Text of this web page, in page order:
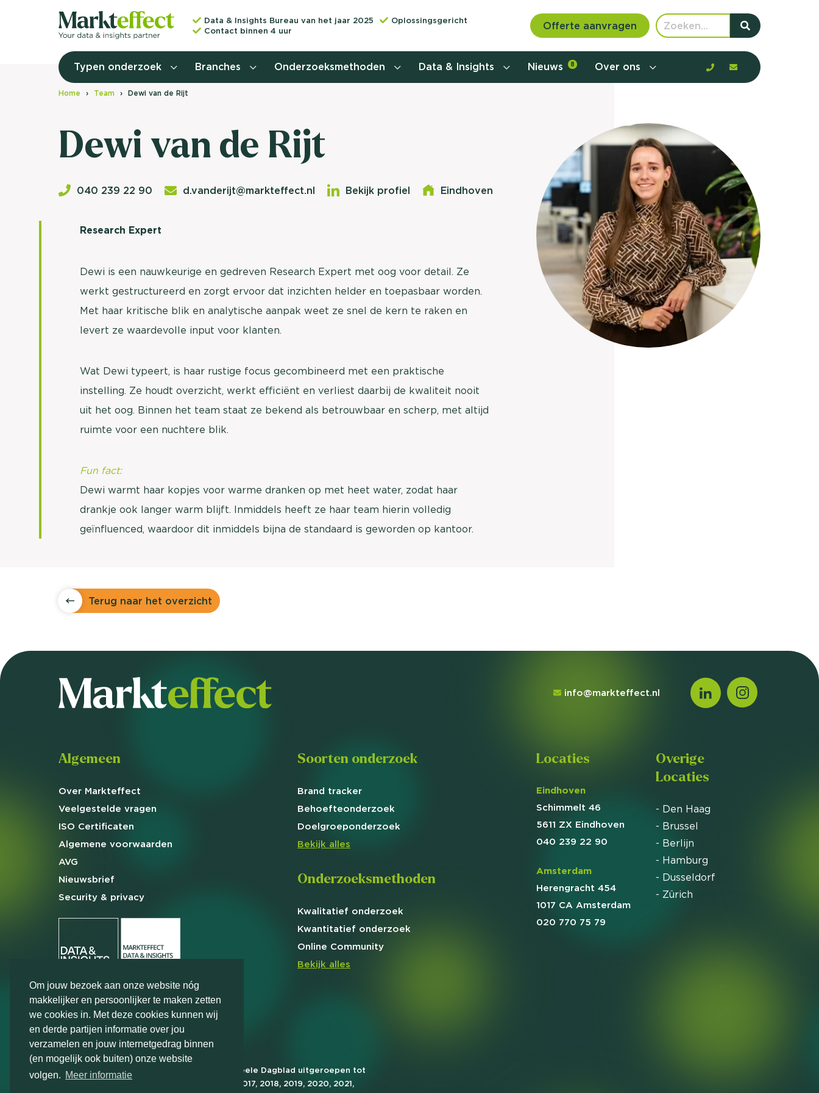
Om jouw bezoek aan onze website nóg
makkelijker en persoonlijker te maken zetten
we cookies in. Met deze cookies kunnen wij
en derde partijen informatie over jou
verzamelen en jouw internetgedrag binnen
(en mogelijk ook buiten) onze website
volgen. Meer informatie
Data & Insights Bureau van het jaar 2025
Oplossingsgericht
Contact binnen 4 uur
Offerte aanvragen
Typen onderzoek
Customer journey onderzoek
Onderzoek (NSKO)
Usage & attitude onderzoek
Relevantere communicatie en aanbod door de
customer journey, de barrières en gedrag in kaart te
brengen. Benieuwd hoe?
Client Consultant
Branches Onderzoeksmethoden Data & Insights Nieuws 8 Over ons
Home Team Dewi van de Rijt
Dewi van de Rijt
040 239 22 90 d.vanderijt@markteffect.nl Bekijk profiel Eindhoven
Research Expert
Dewi is een nauwkeurige en gedreven Research Expert met oog voor detail. Ze
werkt gestructureerd en zorgt ervoor dat inzichten helder en toepasbaar worden.
Met haar kritische blik en analytische aanpak weet ze snel de kern te raken en
levert ze waardevolle input voor klanten.
Wat Dewi typeert, is haar rustige focus gecombineerd met een praktische
instelling. Ze houdt overzicht, werkt efficiënt en verliest daarbij de kwaliteit nooit
uit het oog. Binnen het team staat ze bekend als betrouwbaar en scherp, met altijd
ruimte voor een nuchtere blik.
Fun fact:
Dewi warmt haar kopjes voor warme dranken op met heet water, zodat haar
drankje ook langer warm blijft. Inmiddels heeft ze haar team hierin volledig
geïnfluenced, waardoor dit inmiddels bijna de standaard is geworden op kantoor.
Terug naar het overzicht
info@markteffect.nl
Algemeen
Over Markteffect
Veelgestelde vragen
ISO Certificaten
Algemene voorwaarden
AVG
Nieuwsbrief
Security & privacy
Soorten onderzoek
Brand tracker
Behoefteonderzoek
Doelgroeponderzoek
Bekijk alles
Onderzoeksmethoden
Kwalitatief onderzoek
Kwantitatief onderzoek
Online Community
Bekijk alles
Locaties
Eindhoven
Schimmelt 46
5611 ZX Eindhoven
040 239 22 90
Amsterdam
Herengracht 454
1017 CA Amsterdam
020 770 75 79
Overige
Locaties
- Den Haag
- Brussel
- Berlijn
- Hamburg
- Dusseldorf
- Zürich
Markteffect is door het Financieele Dagblad uitgeroepen tot
FD Gazelle in 2012, 2015, 2016, 2017, 2018, 2019, 2020, 2021,